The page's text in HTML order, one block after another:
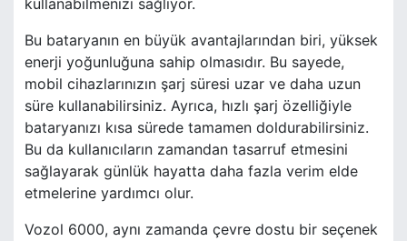
kullanabilmenizi sağlıyor.
Bu bataryanın en büyük avantajlarından biri, yüksek
enerji yoğunluğuna sahip olmasıdır. Bu sayede,
mobil cihazlarınızın şarj süresi uzar ve daha uzun
süre kullanabilirsiniz. Ayrıca, hızlı şarj özelliğiyle
bataryanızı kısa sürede tamamen doldurabilirsiniz.
Bu da kullanıcıların zamandan tasarruf etmesini
sağlayarak günlük hayatta daha fazla verim elde
etmelerine yardımcı olur.
Vozol 6000, aynı zamanda çevre dostu bir seçenek